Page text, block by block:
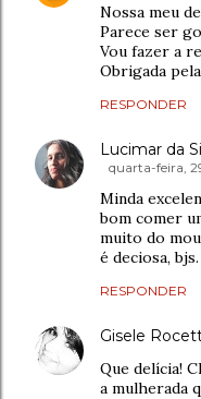
Nossa meu
Parece ser
Vou fazer a
Obrigada
RESPONDER
Lucimar da
quarta-feira,
Minda
bom comer
muito do
é deciosa, bjs.
RESPONDER
Gisele
Que delícia!
a mulherada